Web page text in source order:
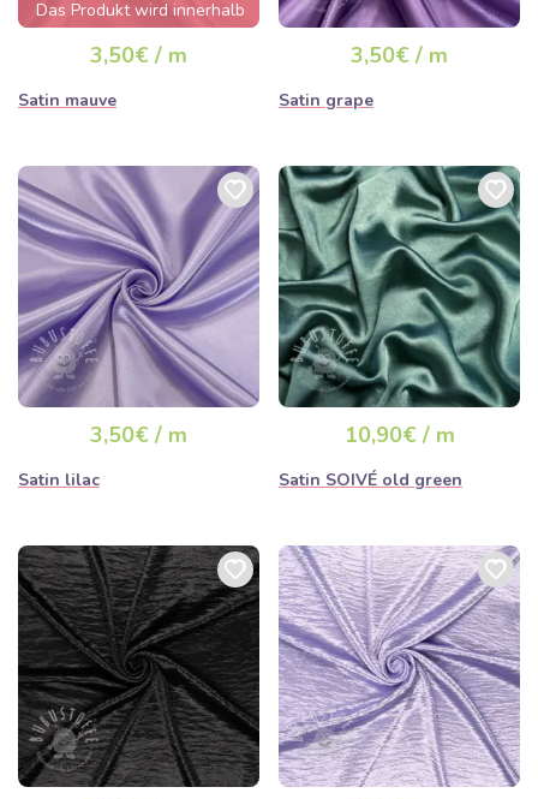
Das Produkt wird innerhalb
von wenigen Stunden
ausverkauft sein
3,50€ / m
Satin mauve
3,50€ / m
Satin grape
3,50€ / m
Satin lilac
10,90€ / m
Satin SOIVÉ old green